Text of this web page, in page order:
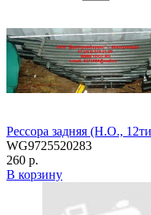
Рессора задняя (Н.О.,
WG9725520283
260 р.
В корзину